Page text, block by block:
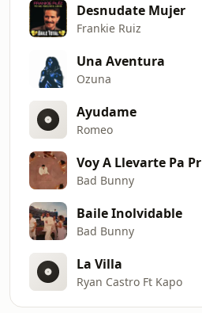
Desnudate Mujer
Frankie Ruiz
Una Aventura
Ozuna
Ayudame
Romeo
Voy A Llevarte Pa Pr
Bad Bunny
Baile Inolvidable
Bad Bunny
La Villa
Ryan Castro Ft Kapo